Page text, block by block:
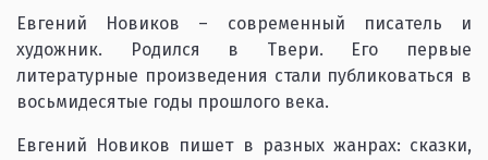
Евгений Новиков – современный писатель и
художник. Родился в Твери. Его первые
литературные произведения стали публиковаться в
восьмидесятые годы прошлого века.
Евгений Новиков пишет в разных жанрах: сказки,